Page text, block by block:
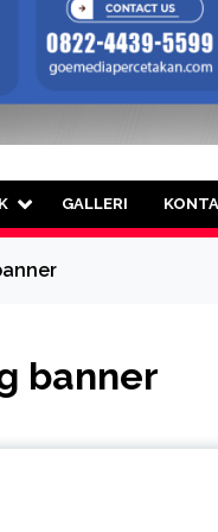
GALLERI
banner